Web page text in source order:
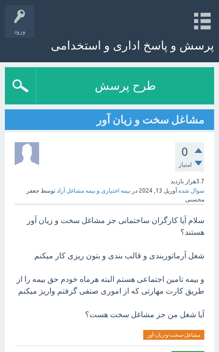
ورود
پرسش و پاسخ اداری و استخدامی
طرح پرسش
مشاغل سخت و زیان آور
0
امتیاز
3.7هزار
بازدید
سوال شده آوریل 13, 2024 در بیمه اختیاری و بیمه مشاغل آزاد توسط جعفر
محسنی
سلام آیا کارگران ساختمانی جز مشاغل سخت و زیان آور
هستند؟
شغل آرماتوربندی و قالب بندی و بتون ریزی کار میکنم
و بیمه تامین اجتماعی هستم البته هرماه خودم حق بیمه را از
طریق کارت مهارتی که از اموری صنفی گرفتم واریز میکنم
آیا شغل من جز مشاغل سخت هست؟
مشاغل-سخت-و-زیان-آور